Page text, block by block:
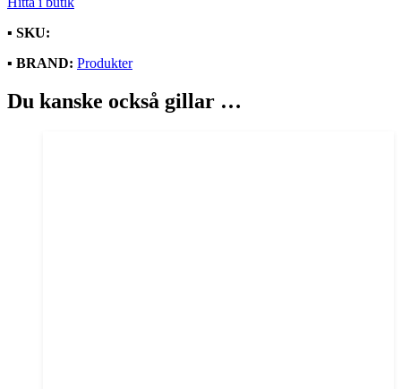
▪️ SKU:
▪️ BRAND: Produkter
Du kanske också gillar …